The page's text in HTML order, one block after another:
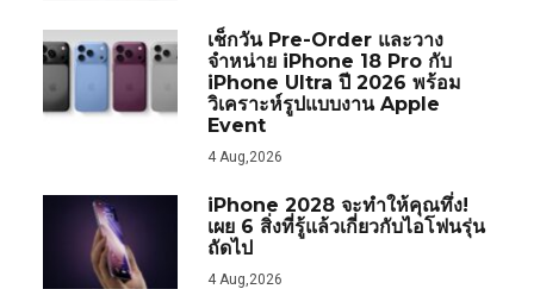
เช็กวัน Pre-Order และวาง
จำหน่าย iPhone 18 Pro กับ
iPhone Ultra ปี 2026 พร้อม
วิเคราะห์รูปแบบงาน Apple
Event
4 Aug,2026
iPhone 2028 จะทำให้คุณทึ่ง!
เผย 6 สิ่งที่รู้แล้วเกี่ยวกับไอโฟนรุ่น
ถัดไป
4 Aug,2026